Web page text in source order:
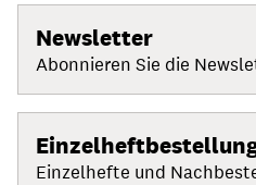
Newsletter
Abonnieren Sie die
Einzelhefte und